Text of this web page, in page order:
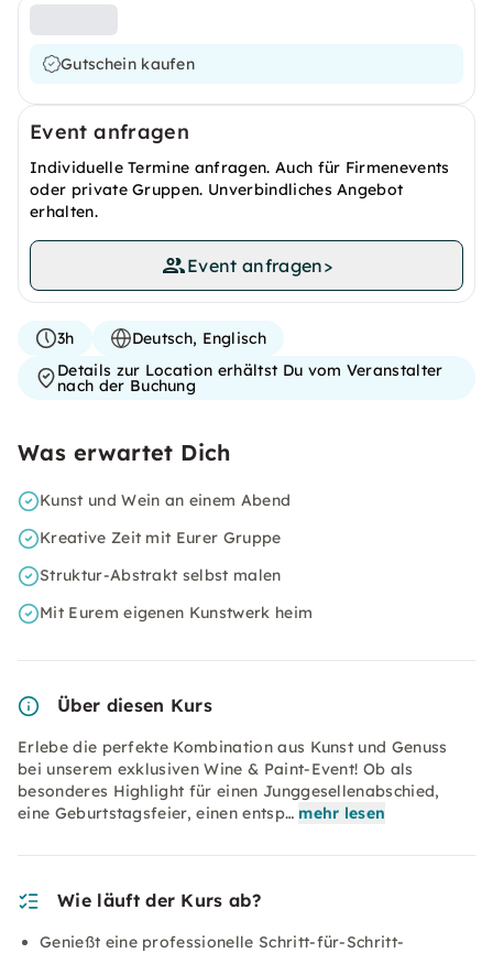
Gutschein kaufen
Event anfragen
Individuelle Termine anfragen. Auch für Firmenevents
oder private Gruppen. Unverbindliches Angebot
erhalten.
Event anfragen>
3h
Deutsch, Englisch
Details zur Location erhältst Du vom Veranstalter
nach der Buchung
Was erwartet Dich
Kunst und Wein an einem Abend
Kreative Zeit mit Eurer Gruppe
Struktur-Abstrakt selbst malen
Mit Eurem eigenen Kunstwerk heim
Über diesen Kurs
Erlebe die perfekte Kombination aus Kunst und Genuss
bei unserem exklusiven Wine & Paint-Event! Ob als
besonderes Highlight für einen Junggesellenabschied,
eine Geburtstagsfeier, einen entsp… mehr lesen
Wie läuft der Kurs ab?
Genießt eine professionelle Schritt-für-Schritt-